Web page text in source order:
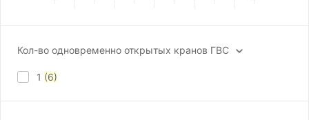
Кол-во одновременно открытых кранов ГВС
1 (6)